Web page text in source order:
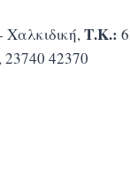
Χαλκιδική,Τ.Κ.:
23740 42370